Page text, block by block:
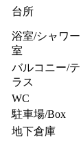
台所
浴室/シャワー
室
バルコニー/テ
ラス
WC
駐車場/Box
地下倉庫